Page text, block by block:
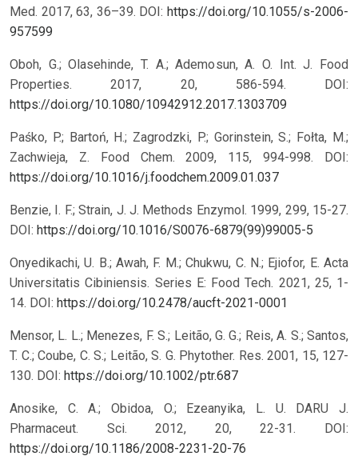
Med. 2017, 63, 36–39. DOI:https://doi.org/10.1055/s-2006-
957599
Oboh, G.; Olasehinde, T. A.; Ademosun, A. O. Int. J. Food
Properties. 2017, 20, 586-594. DOI:
https://doi.org/10.1080/10942912.2017.1303709
Paśko, P.; Bartoń, H.; Zagrodzki, P.; Gorinstein, S.; Fołta, M.;
Zachwieja, Z. Food Chem. 2009, 115, 994-998. DOI:
https://doi.org/10.1016/j.foodchem.2009.01.037
Benzie, I. F.; Strain, J. J. Methods Enzymol. 1999, 299, 15-27.
DOI: https://doi.org/10.1016/S0076-6879(99)99005-5
Onyedikachi, U. B.; Awah, F. M.; Chukwu, C. N.; Ejiofor, E. Acta
Universitatis Cibiniensis. Series E: Food Tech. 2021, 25, 1-
14. DOI: https://doi.org/10.2478/aucft-2021-0001
Mensor, L. L.; Menezes, F. S.; Leitão, G. G.; Reis, A. S.; Santos,
T. C.; Coube, C. S.; Leitão, S. G. Phytother. Res. 2001, 15, 127-
130. DOI: https://doi.org/10.1002/ptr.687
Anosike, C. A.; Obidoa, O.; Ezeanyika, L. U. DARU J.
Pharmaceut. Sci. 2012, 20, 22-31. DOI:
https://doi.org/10.1186/2008-2231-20-76